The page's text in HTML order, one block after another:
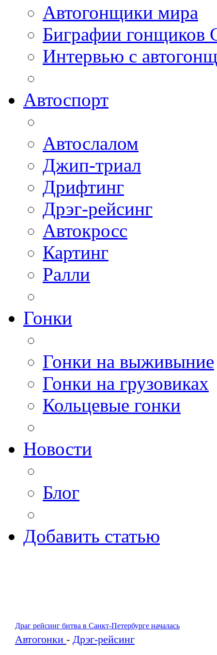
Автогонщики мира
Биграфии гонщиков
Интервью с
Автоспорт
Автослалом
Джип-триал
Дрифтинг
Дрэг-рейсинг
Автокросс
Картинг
Ралли
Гонки
Гонки на выживыние
Гонки на грузовиках
Кольцевые гонки
Новости
Блог
Добавить статью
Драг рейсинг битва в Санкт-Петербурге началась
Автогонки - Дрэг-рейсинг